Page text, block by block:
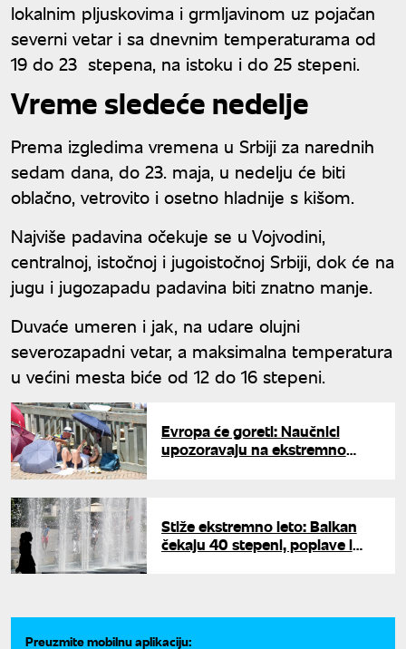
lokalnim pljuskovima i grmljavinom uz pojačan
severni vetar i sa dnevnim temperaturama od
19 do 23 stepena, na istoku i do 25 stepeni.
Vreme sledeće nedelje
Prema izgledima vremena u Srbiji za narednih
sedam dana, do 23. maja, u nedelju će biti
oblačno, vetrovito i osetno hladnije s kišom.
Najviše padavina očekuje se u Vojvodini,
centralnoj, istočnoj i jugoistočnoj Srbiji, dok će na
jugu i jugozapadu padavina biti znatno manje.
Duvaće umeren i jak, na udare olujni
severozapadni vetar, a maksimalna temperatura
u većini mesta biće od 12 do 16 stepeni.
Evropa će goreti: Naučnici
upozoravaju na ekstremno
Stiže ekstremno leto: Balkan
čekaju 40 stepeni, poplave i
Preuzmite mobilnu aplikaciju: